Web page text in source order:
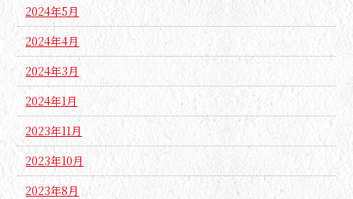
2024年5月
2024年4月
2024年3月
2024年1月
2023年11月
2023年10月
2023年8月